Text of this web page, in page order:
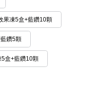
果凍5盒+藍鑽10顆
鑽5顆
5盒+藍鑽10顆